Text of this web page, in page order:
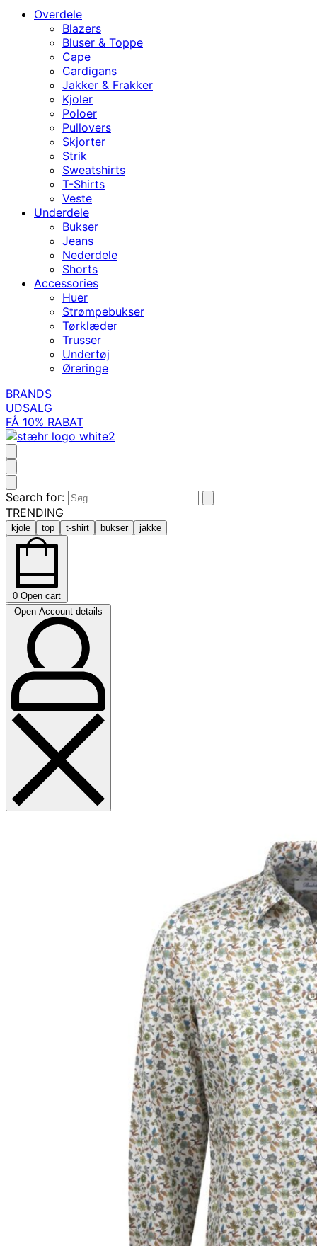
Overdele
Blazers
Bluser & Toppe
Cape
Cardigans
Jakker & Frakker
Kjoler
Poloer
Pullovers
Skjorter
Strik
Sweatshirts
T-Shirts
Veste
Underdele
Bukser
Jeans
Nederdele
Shorts
Accessories
Huer
Strømpebukser
Tørklæder
Trusser
Undertøj
Øreringe
BRANDS
UDSALG
FÅ 10% RABAT
Search for:
TRENDING
kjole top t-shirt bukser jakke
0 Open cart
Open Account details